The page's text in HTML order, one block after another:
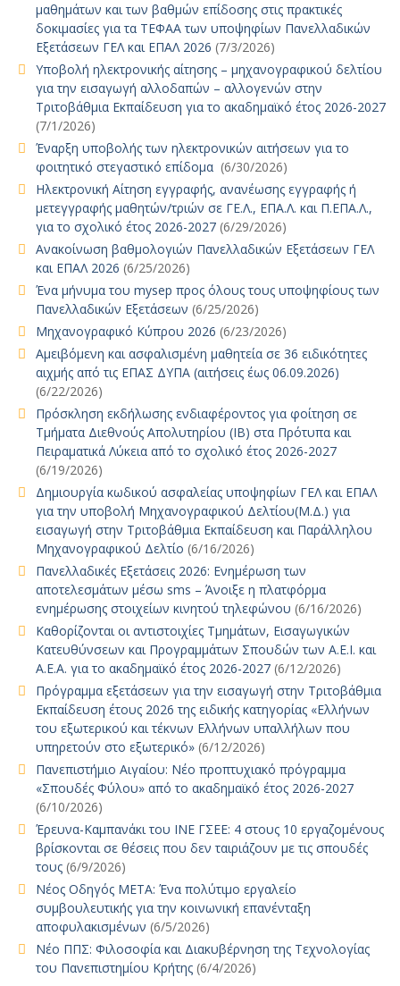
μαθημάτων και των βαθμών επίδοσης στις πρακτικές
δοκιμασίες για τα ΤΕΦΑΑ των υποψηφίων Πανελλαδικών
Εξετάσεων ΓΕΛ και ΕΠΑΛ 2026 (7/3/2026)
Υποβολή ηλεκτρονικής αίτησης – μηχανογραφικού δελτίου
για την εισαγωγή αλλοδαπών – αλλογενών στην
Τριτοβάθμια Εκπαίδευση για το ακαδημαϊκό έτος 2026-2027
(7/1/2026)
Έναρξη υποβολής των ηλεκτρονικών αιτήσεων για το
φοιτητικό στεγαστικό επίδομα (6/30/2026)
Ηλεκτρονική Αίτηση εγγραφής, ανανέωσης εγγραφής ή
μετεγγραφής μαθητών/τριών σε ΓΕ.Λ., ΕΠΑ.Λ. και Π.ΕΠΑ.Λ.,
για το σχολικό έτος 2026-2027 (6/29/2026)
Ανακοίνωση βαθμολογιών Πανελλαδικών Εξετάσεων ΓΕΛ
και ΕΠΑΛ 2026 (6/25/2026)
Ένα μήνυμα του mysep προς όλους τους υποψηφίους των
Πανελλαδικών Εξετάσεων (6/25/2026)
Μηχανογραφικό Κύπρου 2026 (6/23/2026)
Αμειβόμενη και ασφαλισμένη μαθητεία σε 36 ειδικότητες
αιχμής από τις ΕΠΑΣ ΔΥΠΑ (αιτήσεις έως 06.09.2026)
(6/22/2026)
Πρόσκληση εκδήλωσης ενδιαφέροντος για φοίτηση σε
Τμήματα Διεθνούς Απολυτηρίου (IB) στα Πρότυπα και
Πειραματικά Λύκεια από το σχολικό έτος 2026-2027
(6/19/2026)
Δημιουργία κωδικού ασφαλείας υποψηφίων ΓΕΛ και ΕΠΑΛ
για την υποβολή Μηχανογραφικού Δελτίου(Μ.Δ.) για
εισαγωγή στην Τριτοβάθμια Εκπαίδευση και Παράλληλου
Μηχανογραφικού Δελτίο (6/16/2026)
Πανελλαδικές Εξετάσεις 2026: Ενημέρωση των
αποτελεσμάτων μέσω sms – Άνοιξε η πλατφόρμα
ενημέρωσης στοιχείων κινητού τηλεφώνου (6/16/2026)
Καθορίζονται οι αντιστοιχίες Τμημάτων, Εισαγωγικών
Κατευθύνσεων και Προγραμμάτων Σπουδών των Α.Ε.Ι. και
Α.Ε.Α. για το ακαδημαϊκό έτος 2026-2027 (6/12/2026)
Πρόγραμμα εξετάσεων για την εισαγωγή στην Τριτοβάθμια
Εκπαίδευση έτους 2026 της ειδικής κατηγορίας «Ελλήνων
του εξωτερικού και τέκνων Ελλήνων υπαλλήλων που
υπηρετούν στο εξωτερικό» (6/12/2026)
Πανεπιστήμιο Αιγαίου: Νέο προπτυχιακό πρόγραμμα
«Σπουδές Φύλου» από το ακαδημαϊκό έτος 2026-2027
(6/10/2026)
Έρευνα-Καμπανάκι του ΙΝΕ ΓΣΕΕ: 4 στους 10 εργαζομένους
βρίσκονται σε θέσεις που δεν ταιριάζουν με τις σπουδές
τους (6/9/2026)
Νέος Οδηγός ΜΕΤΑ: Ένα πολύτιμο εργαλείο
συμβουλευτικής για την κοινωνική επανένταξη
αποφυλακισμένων (6/5/2026)
Νέο ΠΠΣ: Φιλοσοφία και Διακυβέρνηση της Τεχνολογίας
του Πανεπιστημίου Κρήτης (6/4/2026)